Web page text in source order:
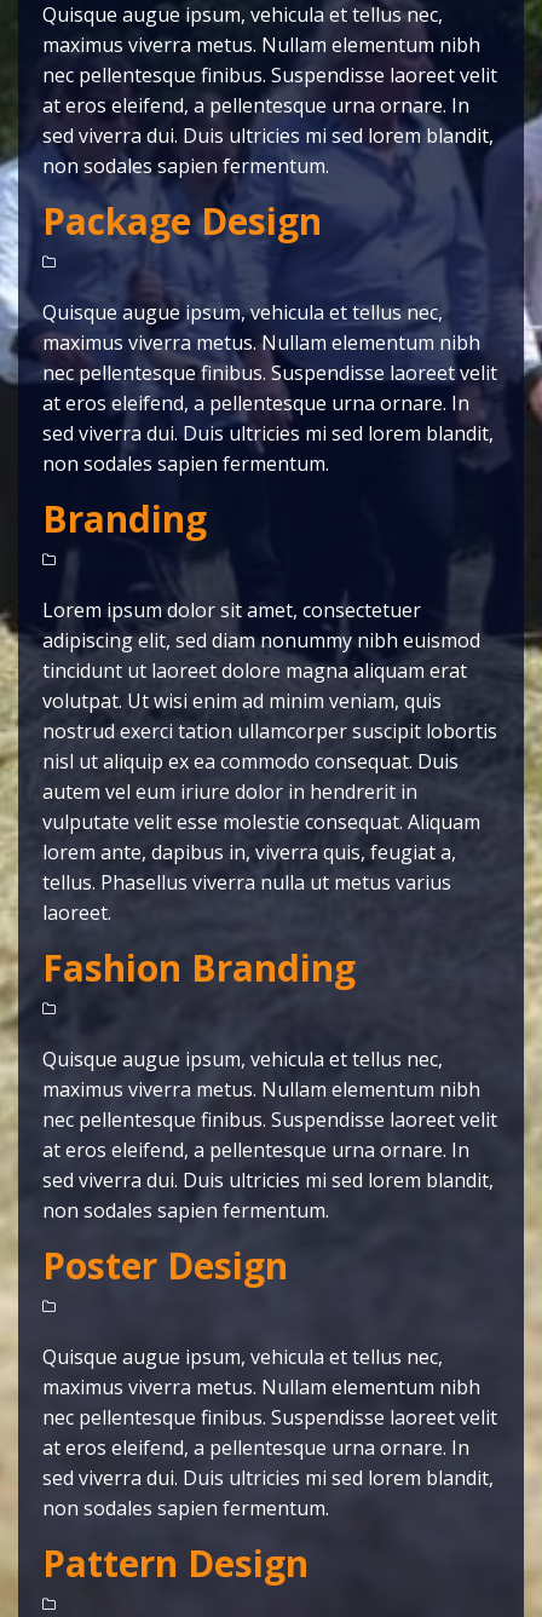
Quisque augue ipsum, vehicula et tellus nec,
maximus viverra metus. Nullam elementum nibh
nec pellentesque finibus. Suspendisse laoreet velit
at eros eleifend, a pellentesque urna ornare. In
sed viverra dui. Duis ultricies mi sed lorem blandit,
non sodales sapien fermentum.
Package Design
Quisque augue ipsum, vehicula et tellus nec,
maximus viverra metus. Nullam elementum nibh
nec pellentesque finibus. Suspendisse laoreet velit
at eros eleifend, a pellentesque urna ornare. In
sed viverra dui. Duis ultricies mi sed lorem blandit,
non sodales sapien fermentum.
Branding
Lorem ipsum dolor sit amet, consectetuer
adipiscing elit, sed diam nonummy nibh euismod
tincidunt ut laoreet dolore magna aliquam erat
volutpat. Ut wisi enim ad minim veniam, quis
nostrud exerci tation ullamcorper suscipit lobortis
nisl ut aliquip ex ea commodo consequat. Duis
autem vel eum iriure dolor in hendrerit in
vulputate velit esse molestie consequat. Aliquam
lorem ante, dapibus in, viverra quis, feugiat a,
tellus. Phasellus viverra nulla ut metus varius
laoreet.
Fashion Branding
Quisque augue ipsum, vehicula et tellus nec,
maximus viverra metus. Nullam elementum nibh
nec pellentesque finibus. Suspendisse laoreet velit
at eros eleifend, a pellentesque urna ornare. In
sed viverra dui. Duis ultricies mi sed lorem blandit,
non sodales sapien fermentum.
Poster Design
Quisque augue ipsum, vehicula et tellus nec,
maximus viverra metus. Nullam elementum nibh
nec pellentesque finibus. Suspendisse laoreet velit
at eros eleifend, a pellentesque urna ornare. In
sed viverra dui. Duis ultricies mi sed lorem blandit,
non sodales sapien fermentum.
Pattern Design